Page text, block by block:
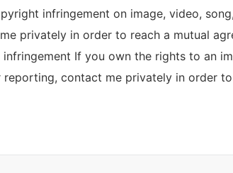
infringement on image, video,
privately in order to reach a mutual
If you own the rights to an
contact me privately in order